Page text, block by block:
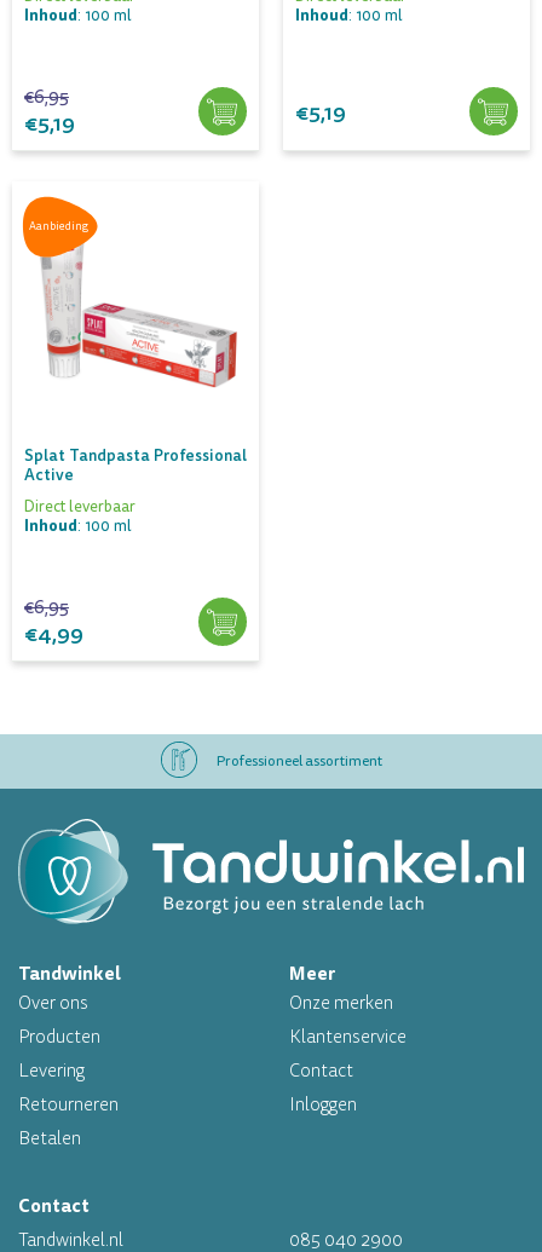
Inhoud: 100 ml
€6,95
€5,19
Inhoud: 100 ml
€5,19
Aanbieding
Splat Tandpasta Professional
Active
Direct leverbaar
Inhoud: 100 ml
€6,95
€4,99
Professioneel assortiment
Op werkdagen voor 16.00 uur besteld, morgen in huis
Professioneel assortiment
Altijd op voorraad
Tandwinkel
Over ons
Producten
Levering
Retourneren
Betalen
Meer
Onze merken
Klantenservice
Contact
Inloggen
Contact
Tandwinkel.nl 085 040 2900